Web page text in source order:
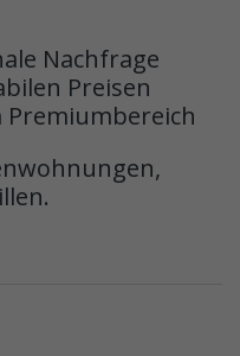
Nachfrage
Preisen